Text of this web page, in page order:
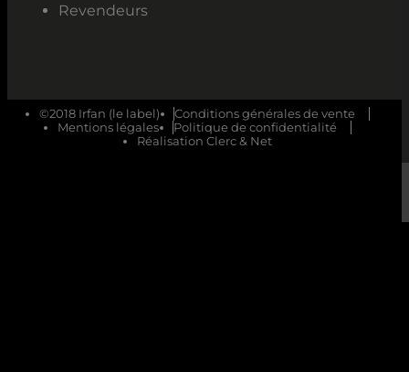
Revendeurs
©2018 Irfan (le label)
Conditions générales de vente
Mentions légales
Politique de confidentialité
Réalisation Clerc & Net